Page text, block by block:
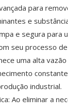
para
e
e segura para
seu processo
uma alta
industrial.
Ao eliminar a